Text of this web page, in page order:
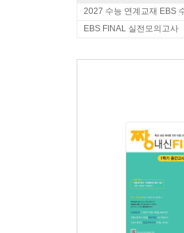
2027 수능 연계교재 EBS
EBS FINAL 실전모의고사